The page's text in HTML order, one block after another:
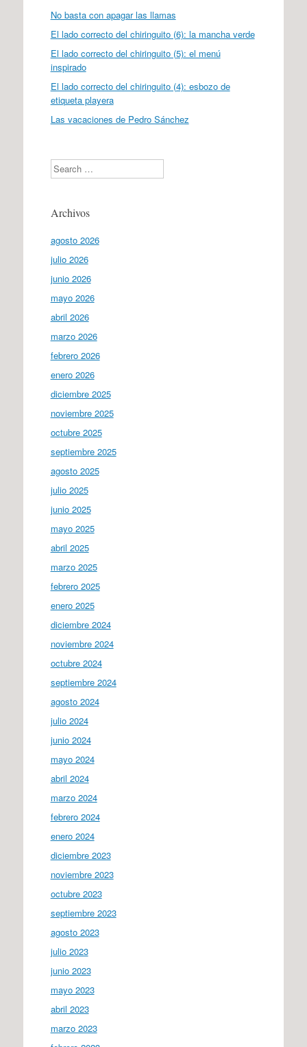
No basta con apagar las llamas
El lado correcto del chiringuito (6): la mancha verde
El lado correcto del chiringuito (5): el menú
inspirado
El lado correcto del chiringuito (4): esbozo de
etiqueta playera
Las vacaciones de Pedro Sánchez
Search
Archivos
agosto 2026
julio 2026
junio 2026
mayo 2026
abril 2026
marzo 2026
febrero 2026
enero 2026
diciembre 2025
noviembre 2025
octubre 2025
septiembre 2025
agosto 2025
julio 2025
junio 2025
mayo 2025
abril 2025
marzo 2025
febrero 2025
enero 2025
diciembre 2024
noviembre 2024
octubre 2024
septiembre 2024
agosto 2024
julio 2024
junio 2024
mayo 2024
abril 2024
marzo 2024
febrero 2024
enero 2024
diciembre 2023
noviembre 2023
octubre 2023
septiembre 2023
agosto 2023
julio 2023
junio 2023
mayo 2023
abril 2023
marzo 2023